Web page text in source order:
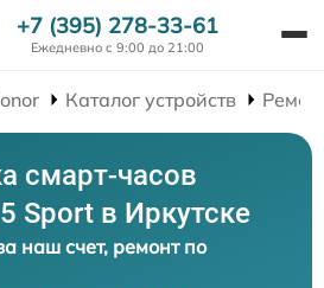
+7 (395) 278-33-61
Ежедневно с 9:00 до 21:00
Каталог устройств
смарт-часов
Sport в Иркутске
наш счет, ремонт по